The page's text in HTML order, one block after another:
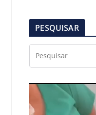
PESQUISAR